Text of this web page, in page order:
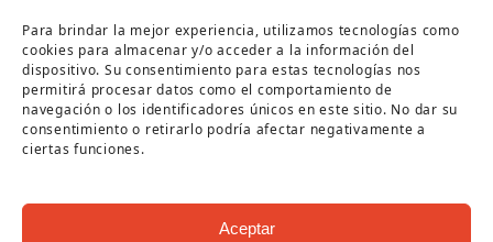
Para brindar la mejor experiencia, utilizamos tecnologías como
cookies para almacenar y/o acceder a la información del
dispositivo. Su consentimiento para estas tecnologías nos
permitirá procesar datos como el comportamiento de
navegación o los identificadores únicos en este sitio. No dar su
consentimiento o retirarlo podría afectar negativamente a
ciertas funciones.
Aceptar
Página cofinanciada por la Diputación de Córdoba